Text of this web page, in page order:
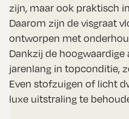
zijn, maar ook praktisch
Daarom zijn de visgraat
ontworpen met
Dankzij de
jarenlang in topconditie,
Even stofzuigen of licht
luxe uitstraling te